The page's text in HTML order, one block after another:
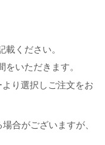
ください。
いただきます。
り選択しご注文をお
合がございますが、